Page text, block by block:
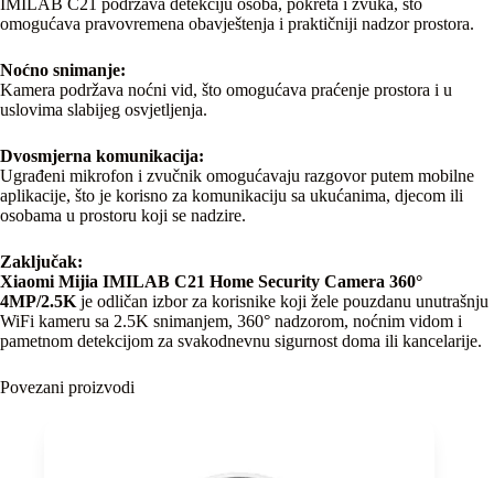
IMILAB C21 podržava detekciju osoba, pokreta i zvuka, što
omogućava pravovremena obavještenja i praktičniji nadzor prostora.
Noćno snimanje:
Kamera podržava noćni vid, što omogućava praćenje prostora i u
uslovima slabijeg osvjetljenja.
Dvosmjerna komunikacija:
Ugrađeni mikrofon i zvučnik omogućavaju razgovor putem mobilne
aplikacije, što je korisno za komunikaciju sa ukućanima, djecom ili
osobama u prostoru koji se nadzire.
Zaključak:
Xiaomi Mijia IMILAB C21 Home Security Camera 360°
4MP/2.5K je odličan izbor za korisnike koji žele pouzdanu unutrašnju
WiFi kameru sa 2.5K snimanjem, 360° nadzorom, noćnim vidom i
pametnom detekcijom za svakodnevnu sigurnost doma ili kancelarije.
Povezani proizvodi